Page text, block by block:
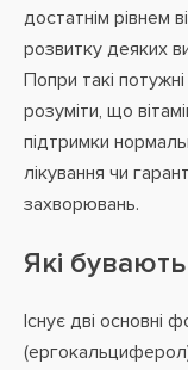
достатнім рівнем
розвитку деяких
Попри такі
розуміти, що
підтримки
лікування чи
захворювань.
Які
Існує дві основні